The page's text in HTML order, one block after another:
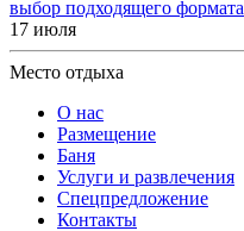
выбор подходящего формата
17 июля
Место отдыха
О нас
Размещение
Баня
Услуги и развлечения
Спецпредложение
Контакты